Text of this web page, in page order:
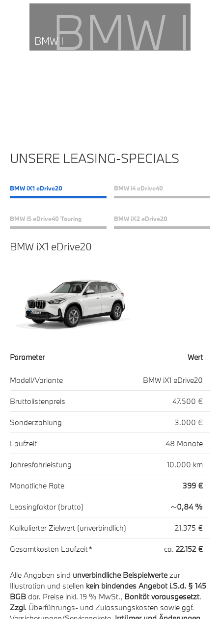
BMW IBMW I
UNSERE LEASING-SPECIALS
BMW iX1 eDrive20
Parameter Wert
Modell/Variante BMW iX1 eDrive20
Bruttolistenpreis 47.500 €
Sonderzahlung 3.000 €
Laufzeit 48 Monate
Jahresfahrleistung 10.000 km
Monatliche Rate 399 €
Leasingfaktor (brutto) ~0,84 %
Kalkulierter Zielwert (unverbindlich) 21.375 €
Gesamtkosten Laufzeit* ca. 22.152 €
Alle Angaben sind unverbindliche Beispielwerte zur
Illustration und stellen kein bindendes Angebot i.S.d. § 145
BGB dar. Preise inkl. 19 % MwSt., Bonität vorausgesetzt.
Zzgl. Überführungs- und Zulassungskosten sowie ggf.
BMW iX1 eDrive20 BMW i4 eDrive40
BMW i5 eDrive40 Touring BMW iX2 eDrive20